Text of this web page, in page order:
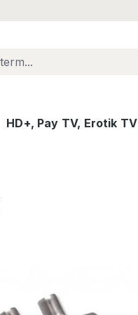
HD+, Pay TV, Erotik TV